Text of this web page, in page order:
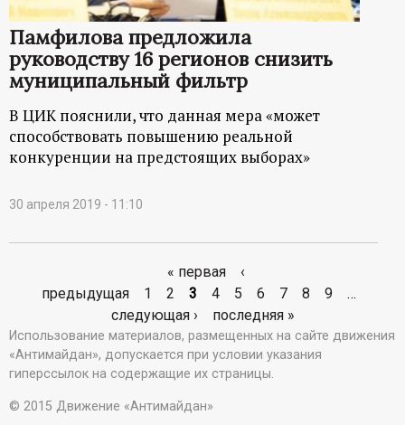
Памфилова предложила
руководству 16 регионов снизить
муниципальный фильтр
В ЦИК пояснили, что данная мера «может
способствовать повышению реальной
конкуренции на предстоящих выборах»
30 апреля 2019 - 11:10
т
р
« первая
‹
предыдущая
1 2 3 4 5 6 7 8 9
…
следующая ›
последняя »
Использование материалов, размещенных на сайте движения
«Антимайдан», допускается при условии указания
гиперссылок на содержащие их страницы.
© 2015 Движение «Антимайдан»